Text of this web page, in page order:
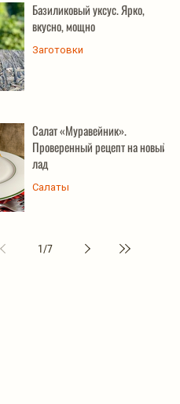
Базиликовый уксус. Ярко,
вкусно, мощно
Заготовки
Салат «Муравейник».
Проверенный рецепт на новый
лад
Салаты
1/7